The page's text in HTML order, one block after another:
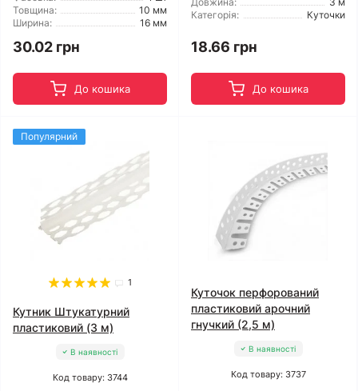
Товщина:
10 мм
Ширина:
16 мм
30.02 грн
До кошика
Категорія:
Куточки
18.66 грн
До кошика
Популярний
1
Кутник Штукатурний
пластиковий (3 м)
В наявності
Код товару: 3744
Куточок перфорований
пластиковий арочний
гнучкий (2,5 м)
В наявності
Код товару: 3737